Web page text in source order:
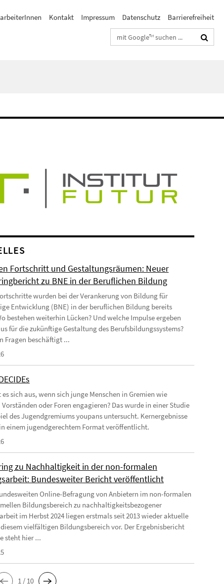
Kontakt Impressum Datenschutz
Barrierefreiheit
Suchbegriffe
Fortschritt und Gestaltungsräumen: Neuer
zu BNE in der Beruflichen Bildung
wurden bei der Verankerung von Bildung für
Entwicklung (BNE) in der beruflichen Bildung bereits
bestehen weiterhin Lücken? Und welche Impulse ergeben
für die zukünftige Gestaltung des Berufsbildungssystems?
Fragen beschäftigt ...
sich aus, wenn sich junge Menschen in Gremien wie
oder Foren engagieren? Das wurde in einer Studie
des Jugendgremiums youpans untersucht. Kernergebnisse
einem jugendgerechtem Format veröffentlicht.
zu Nachhaltigkeit in der non-formalen
Bundesweiter Bericht veröffentlicht
Online-Befragung von Anbietern im non-formalen
Bildungsbereich zu nachhaltigkeitsbezogener
im Herbst 2024 liegen erstmals seit 2013 wieder aktuelle
vielfältigen Bildungsbereich vor. Der Ergebnisbericht
steht hier ...
1 / 10